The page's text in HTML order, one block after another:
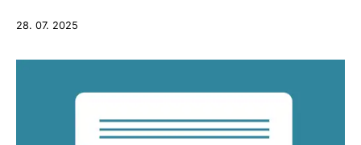
28. 07. 2025